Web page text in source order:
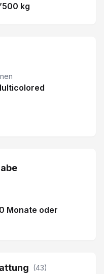
kg
Monate oder
(43)